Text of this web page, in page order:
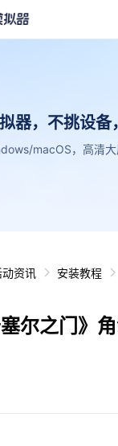
器，不挑设备
macOS，高清
动资讯 安装教程
塞尔之门》